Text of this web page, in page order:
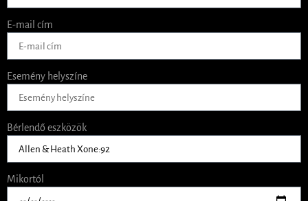
E-mail cím
Esemény helyszíne
Bérlendő eszközök
Mikortól